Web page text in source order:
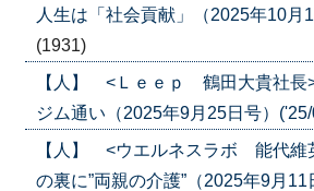
人生は「社会貢献」（2025年10月
(1931)
【人】 <Ｌｅｅｐ 鶴田大貴社
ジム通い（2025年9月25日号）
【人】 <ウエルネスラボ 能代
の裏に”両親の介護”（2025年9月